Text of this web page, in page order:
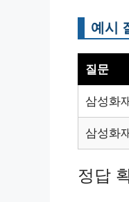
예시
질문
삼성화
삼성화
정답